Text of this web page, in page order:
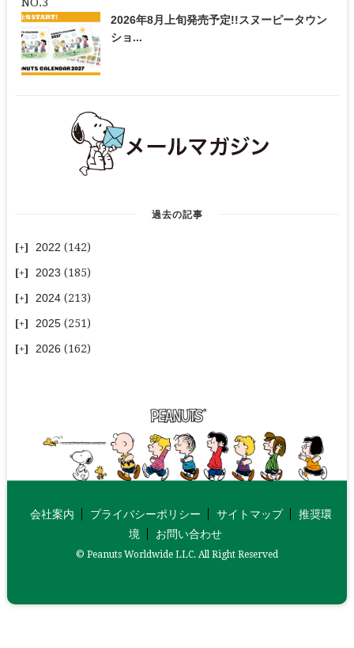
2026年8月上旬発売予定!!スヌーピータウン
ショ...
過去の記事
2022 (142)
2023 (185)
2024 (213)
2025 (251)
2026 (162)
会社案内 プライバシーポリシー サイトマップ
推奨環
境
お問い合わせ
© Peanuts Worldwide LLC. All Right Reserved